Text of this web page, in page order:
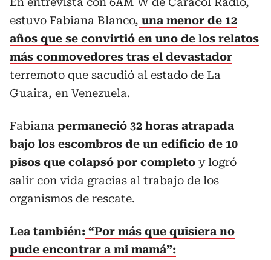
estuvo Fabiana Blanco, una menor de 12
años que se convirtió en uno de los relatos
más conmovedores tras el devastador
terremoto que sacudió al estado de La
Guaira, en Venezuela.
Fabiana permaneció 32 horas atrapada
bajo los escombros de un edificio de 10
pisos que colapsó por completo y logró
salir con vida gracias al trabajo de los
organismos de rescate.
Lea también: “Por más que quisiera no
pude encontrar a mi mamá”: